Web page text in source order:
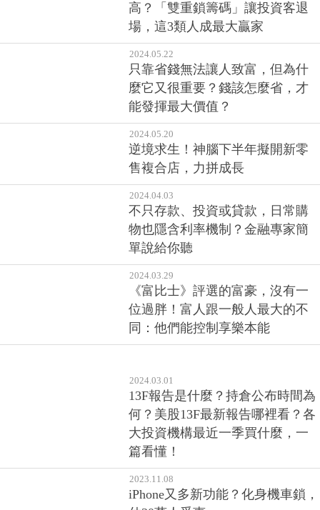
高？「雙重鎖籌碼」讓投資客退
場，這3類人成最大贏家
2024.05.22
只靠省錢無法讓人致富，但為什
麼它又很重要？錢該怎麼省，才
能發揮最大價值？
2024.05.20
逆境求生！神腦下半年擬開新零
售複合店，力拼成長
2024.04.03
不只存款、投資或貸款，日常購
物也隱含利率機制？金融專家簡
單說給你聽
2024.03.29
《富比士》評選的富豪，沒有一
位過胖！富人跟一般人最大的不
同：他們能控制享樂本能
2024.03.01
13F報告是什麼？持倉公布時間為
何？美股13F最新報告哪裡看？各
大投資機構最近一季買什麼，一
篇看懂！
2023.11.08
iPhone又多新功能？化身機車鎖，